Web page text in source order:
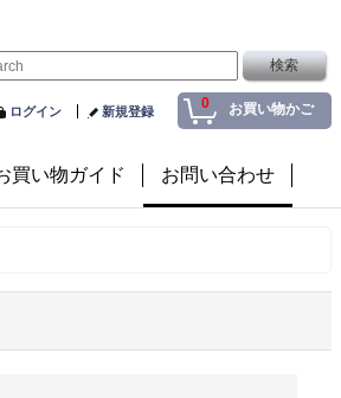
0 お買い物かご
ログイン 新規登録
買い物ガイド お問い合わせ